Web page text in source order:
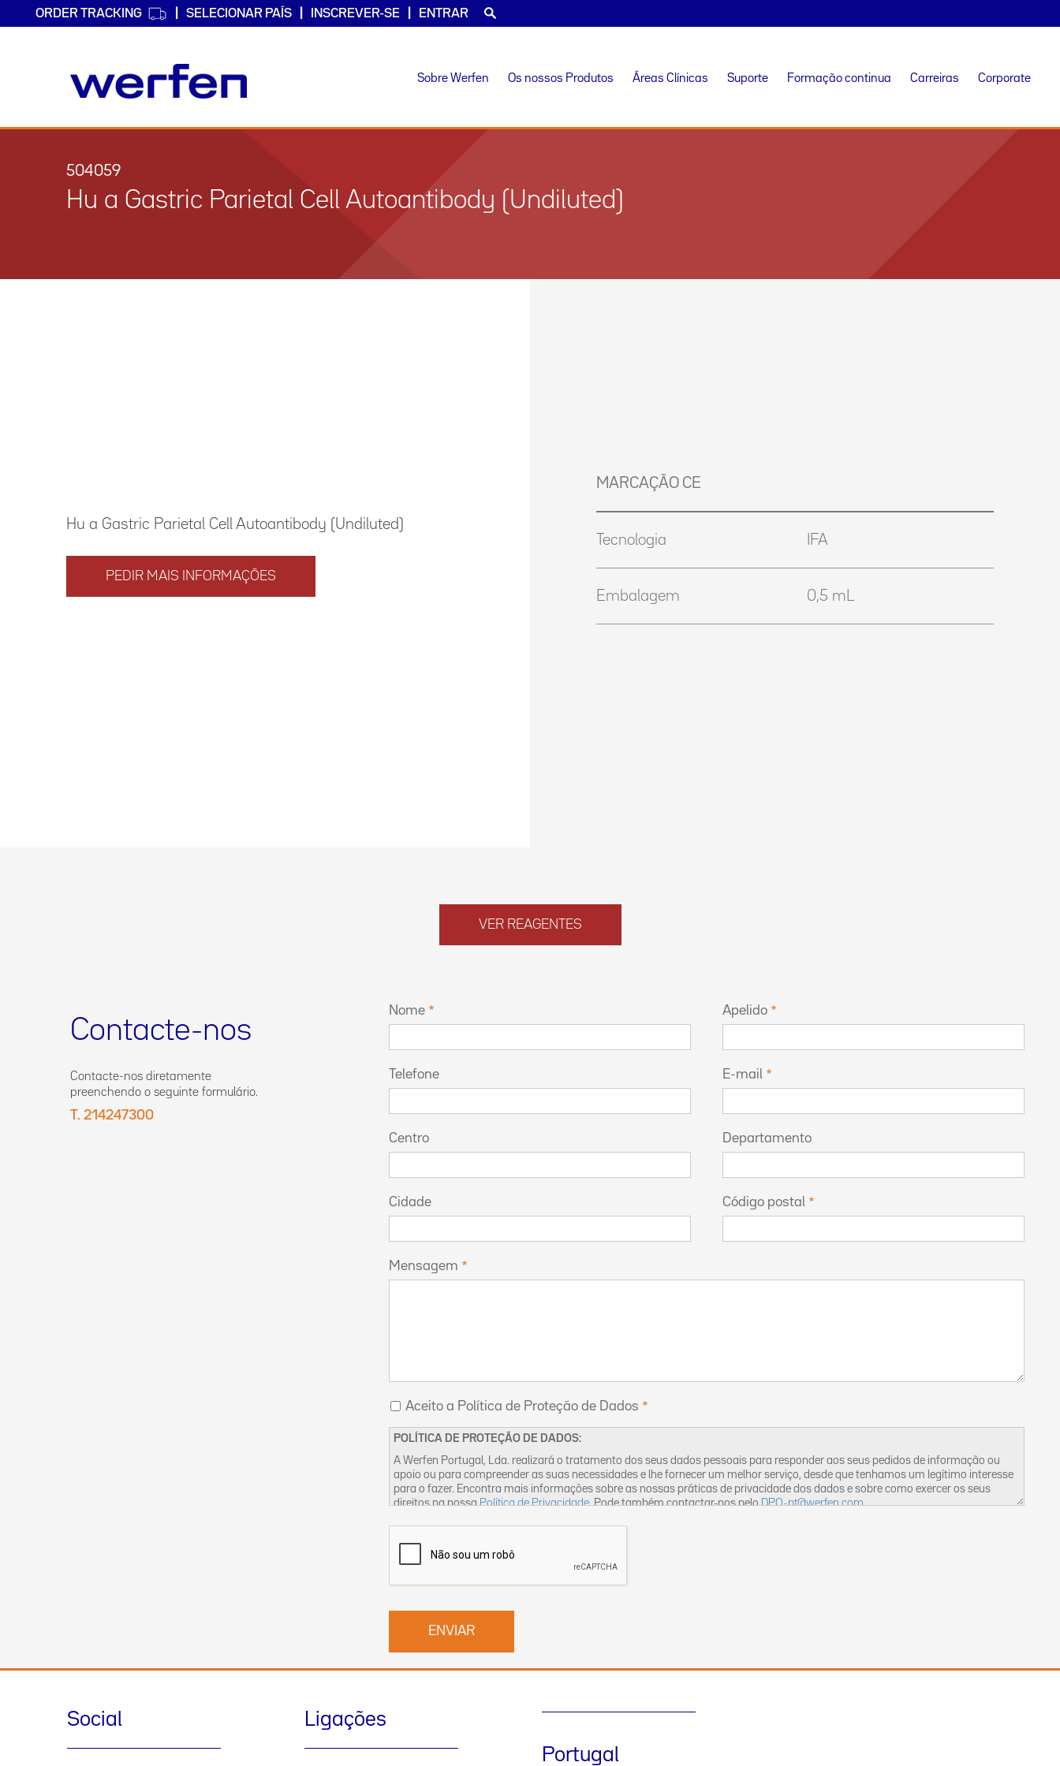
ORDER TRACKING SELECIONAR PAÍS INSCREVER-SE ENTRAR
Sobre Werfen Os nossos Produtos Áreas Clínicas Suporte Formação continua Carreiras Corporate
504059
Hu a Gastric Parietal Cell Autoantibody (Undiluted)
Hu a Gastric Parietal Cell Autoantibody (Undiluted)
PEDIR MAIS INFORMAÇÕES
MARCAÇÃO CE
Tecnologia IFA
Embalagem 0,5 mL
VER REAGENTES
Contacte-nos
Contacte-nos diretamente
preenchendo o seguinte formulário.
T. 214247300
Nome Apelido
Telefone E-mail
Centro Departamento
Cidade Código postal
Mensagem
Aceito a Política de Proteção de Dados
POLÍTICA DE PROTEÇÃO DE DADOS:
A Werfen Portugal, Lda. realizará o tratamento dos seus dados pessoais para responder aos seus pedidos de informação ou
apoio ou para compreender as suas necessidades e lhe fornecer um melhor serviço, desde que tenhamos um legítimo interesse
para o fazer. Encontra mais informações sobre as nossas práticas de privacidade dos dados e sobre como exercer os seus
direitos na nossaPolítica de Privacidade. Pode também contactar-nos peloDPO-pt@werfen.com.
Social
Ligações
Portugal